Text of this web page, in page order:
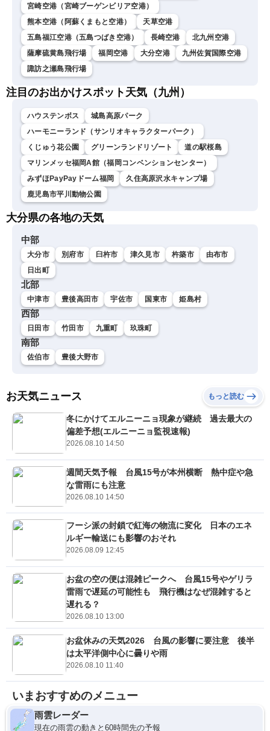
宮崎空港（宮崎ブーゲンビリア空港）
熊本空港（阿蘇くまもと空港）
天草空港
五島福江空港（五島つばき空港）
長崎空港
北九州空港
薩摩硫黄島飛行場
福岡空港 大分空港
九州佐賀国際空港
諏訪之瀬島飛行場
注目のお出かけスポット天気（九州）
ハウステンボス
城島高原パーク
ハーモニーランド（サンリオキャラクターパーク）
くじゅう花公園
グリーンランドリゾート
道の駅桜島
マリンメッセ福岡A館（福岡コンベンションセンター）
みずほPayPayドーム福岡
久住高原沢水キャンプ場
鹿児島市平川動物公園
大分県の各地の天気
中部
大分市 別府市 臼杵市 津久見市 杵築市
由布市
日出町
北部
中津市 豊後高田市 宇佐市 国東市 姫島村
西部
日田市 竹田市 九重町 玖珠町
南部
佐伯市 豊後大野市
お天気ニュース もっと読む
冬にかけてエルニーニョ現象が継続 過去最大の
偏差予想(エルニーニョ監視速報)
2026.08.10 14:50
週間天気予報 台風15号が本州横断 熱中症や急
な雷雨にも注意
2026.08.10 14:50
フーシ派の封鎖で紅海の物流に変化 日本のエネ
ルギー輸送にも影響のおそれ
2026.08.09 12:45
お盆の空の便は混雑ピークへ 台風15号やゲリラ
雷雨で遅延の可能性も 飛行機はなぜ混雑すると
遅れる？
2026.08.10 13:00
お盆休みの天気2026 台風の影響に要注意 後半
は太平洋側中心に曇りや雨
2026.08.10 11:40
いまおすすめのメニュー
雨雲レーダー
現在の雨雲の動きと60時間先の予報